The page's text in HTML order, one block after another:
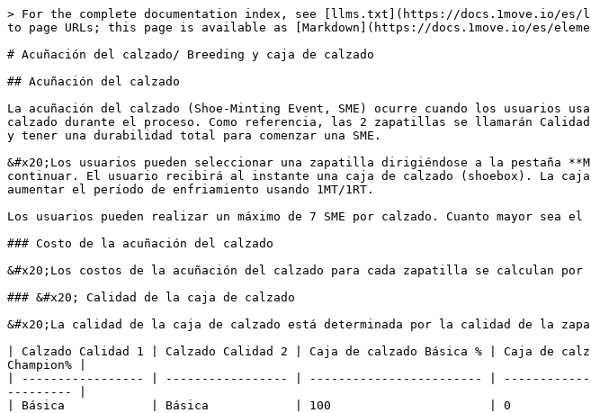
> For the complete documentation index, see [llms.txt](https://docs.1move.io/es/
to page URLs; this page is available as [Markdown](https://docs.1move.io/es/
# Acuñación del calzado/ Breeding y caja de calzado
## Acuñación del calzado
La acuñación del calzado (Shoe-Minting Event, SME) ocurre cuando los usuarios
calzado durante el proceso. Como referencia, las 2 zapatillas se llamarán
y tener una durabilidad total para comenzar una SME.
&#x20;Los usuarios pueden seleccionar una zapatilla dirigiéndose a la
continuar. El usuario recibirá al instante una caja de calzado (shoebox). La
aumentar el período de enfriamiento usando 1MT/1RT.
Los usuarios pueden realizar un máximo de 7 SME por calzado. Cuanto mayor sea el
### Costo de la acuñación del calzado
&#x20;Los costos de la acuñación del calzado para cada zapatilla se calculan
### &#x20; Calidad de la caja de calzado
&#x20;La calidad de la caja de calzado está determinada por la calidad de la
| Calzado Calidad 1 | Calzado Calidad 2 | Caja de calzado Básica % | Caja de
Champion% |
| ----------------- | ----------------- | ------------------------ |
--------- |
| Básica            | Básica            | 100                      | 0